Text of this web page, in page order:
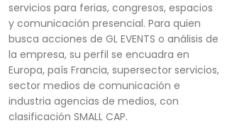
servicios para ferias, congresos, espacios
y comunicación presencial. Para quien
busca acciones de GL EVENTS o análisis de
la empresa, su perfil se encuadra en
Europa, país Francia, supersector servicios,
sector medios de comunicación e
industria agencias de medios, con
clasificación SMALL CAP.